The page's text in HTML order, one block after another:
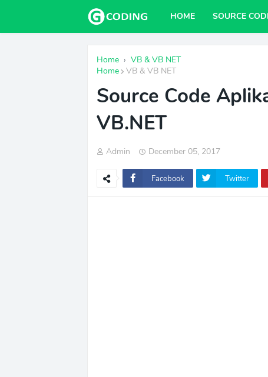
HOME SOURCE
Home › VB & VB NET
Home
VB & VB NET
Source Code
VB.NET
Admin December 05, 2017
Facebook Twitter